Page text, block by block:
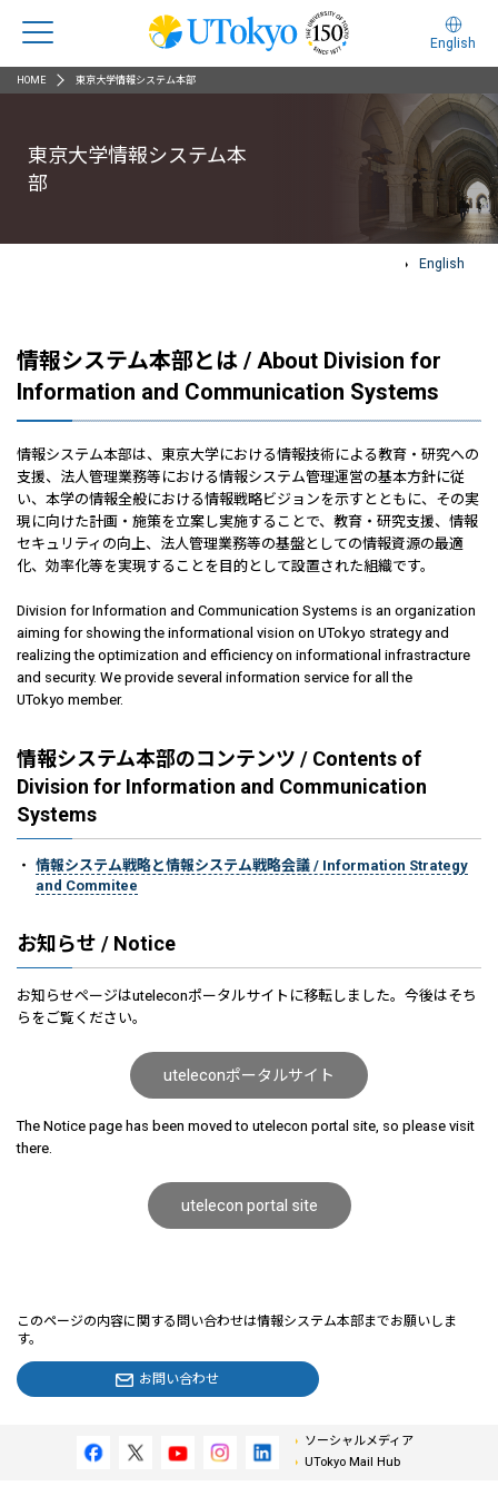
English
HOME 東京大学情報システム本部
東京大学情報システム本
部
English
情報システム本部とは / About Division for
Information and Communication Systems
情報システム本部は、東京大学における情報技術による教育・研究への
支援、法人管理業務等における情報システム管理運営の基本方針に従
い、本学の情報全般における情報戦略ビジョンを示すとともに、その実
現に向けた計画・施策を立案し実施することで、教育・研究支援、情報
セキュリティの向上、法人管理業務等の基盤としての情報資源の最適
化、効率化等を実現することを目的として設置された組織です。
Division for Information and Communication Systems is an organization
aiming for showing the informational vision on UTokyo strategy and
realizing the optimization and efficiency on informational infrastracture
and security. We provide several information service for all the
UTokyo member.
情報システム本部のコンテンツ / Contents of
Division for Information and Communication
Systems
情報システム戦略と情報システム戦略会議 / Information Strategy
and Commitee
お知らせ / Notice
お知らせページはuteleconポータルサイトに移転しました。今後はそち
らをご覧ください。
uteleconポータルサイト
The Notice page has been moved to utelecon portal site, so please visit
there.
utelecon portal site
このページの内容に関する問い合わせは情報システム本部までお願いしま
す。
お問い合わせ
ソーシャルメディア
UTokyo Mail Hub